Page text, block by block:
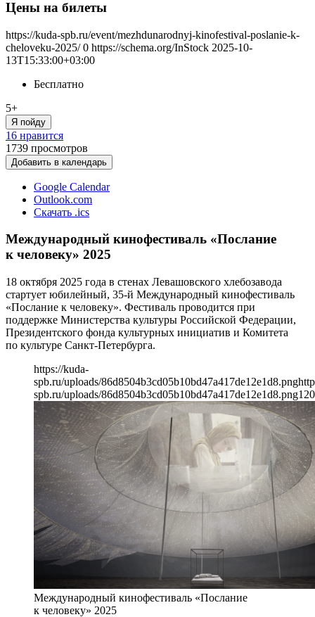
Цены на билеты
https://kuda-spb.ru/event/mezhdunarodnyj-kinofestival-poslanie-k-
cheloveku-2025/ 0 https://schema.org/InStock 2025-10-
13T15:33:00+03:00
Бесплатно
5+
Я пойду
16 нравится
1739 просмотров
Добавить в календарь
Google Calendar
Outlook.com
Скачать .ics
Международный кинофестиваль «Послание
к человеку» 2025
18 октября 2025 года в стенах Левашовского хлебозавода
стартует юбилейный, 35-й Международный кинофестиваль
«Послание к человеку». Фестиваль проводится при
поддержке Министерства культуры Российской Федерации,
Президентского фонда культурных инициатив и Комитета
по культуре Санкт-Петербурга.
https://kuda-
spb.ru/uploads/86d8504b3cd05b10bd47a417de12e1d8.png
spb.ru/uploads/86d8504b3cd05b10bd47a417de12e1d8.png
Международный кинофестиваль «Послание
к человеку» 2025